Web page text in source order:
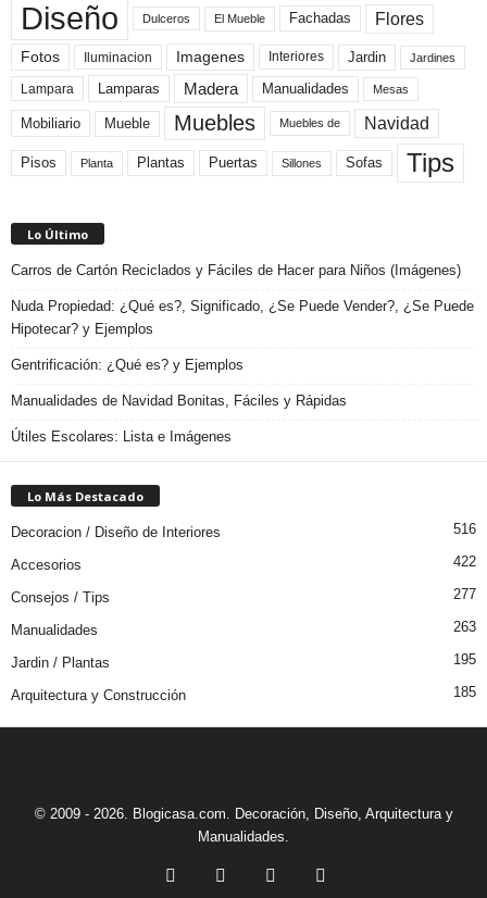
Diseño Dulceros El Mueble Fachadas Flores
Fotos Iluminacion Imagenes Interiores Jardin Jardines
Lampara Lamparas Madera Manualidades Mesas
Mobiliario Mueble Muebles Muebles de Navidad
Pisos Planta Plantas Puertas Sillones Sofas Tips
Lo Último
Carros de Cartón Reciclados y Fáciles de Hacer para Niños (Imágenes)
Nuda Propiedad: ¿Qué es?, Significado, ¿Se Puede Vender?, ¿Se Puede
Hipotecar? y Ejemplos
Gentrificación: ¿Qué es? y Ejemplos
Manualidades de Navidad Bonitas, Fáciles y Rápidas
Útiles Escolares: Lista e Imágenes
Lo Más Destacado
Decoracion / Diseño de Interiores 516
Accesorios 422
Consejos / Tips 277
Manualidades 263
Jardin / Plantas 195
Arquitectura y Construcción 185
© 2009 - 2026. Blogicasa.com. Decoración, Diseño, Arquitectura y
Manualidades.